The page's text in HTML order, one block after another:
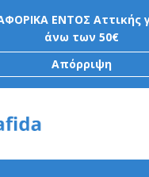
ΕΝΤΟΣ Αττικής
άνω των 50€
Απόρριψη